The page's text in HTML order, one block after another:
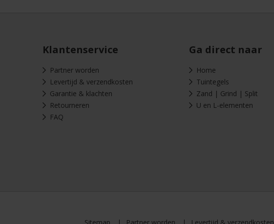
Klantenservice
Partner worden
Levertijd & verzendkosten
Garantie & klachten
Retourneren
FAQ
Ga direct naar
Home
Tuintegels
Zand | Grind | Split
U en L-elementen
Sitemap Partner worden Levertijd & verzendkosten